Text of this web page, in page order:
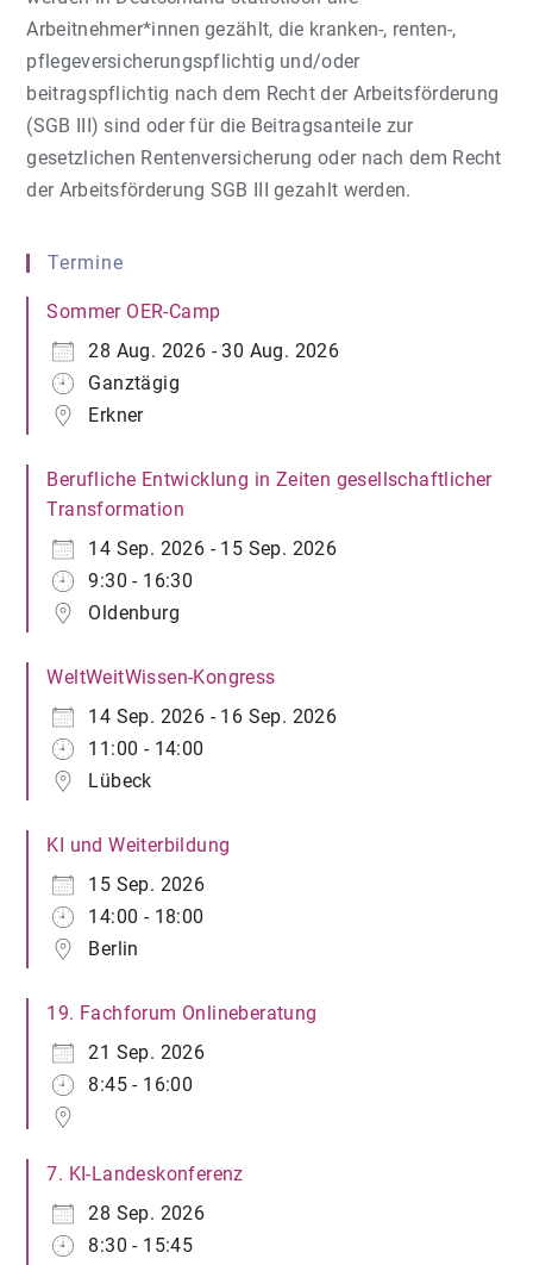
Arbeitnehmer*innen gezählt, die kranken-, renten-,
pflegeversicherungspflichtig und/oder
beitragspflichtig nach dem Recht der Arbeitsförderung
(SGB III) sind oder für die Beitragsanteile zur
gesetzlichen Rentenversicherung oder nach dem Recht
der Arbeitsförderung SGB III gezahlt werden.
Termine
Sommer OER-Camp
28 Aug. 2026 - 30 Aug. 2026
Ganztägig
Erkner
Berufliche Entwicklung in Zeiten gesellschaftlicher
Transformation
14 Sep. 2026 - 15 Sep. 2026
9:30 - 16:30
Oldenburg
WeltWeitWissen-Kongress
14 Sep. 2026 - 16 Sep. 2026
11:00 - 14:00
Lübeck
KI und Weiterbildung
15 Sep. 2026
14:00 - 18:00
Berlin
19. Fachforum Onlineberatung
21 Sep. 2026
8:45 - 16:00
7. KI-Landeskonferenz
28 Sep. 2026
8:30 - 15:45